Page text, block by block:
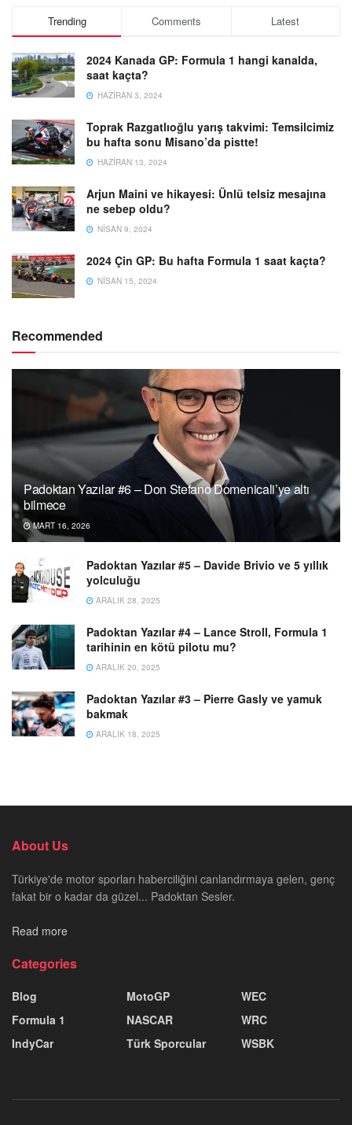
Trending Comments Latest
2024 Kanada GP: Formula 1 hangi kanalda,
saat kaçta?
HAZIRAN 3, 2024
Toprak Razgatlıoğlu yarış takvimi: Temsilcimiz
bu hafta sonu Misano’da pistte!
HAZIRAN 13, 2024
Arjun Maini ve hikayesi: Ünlü telsiz mesajına
ne sebep oldu?
NISAN 9, 2024
2024 Çin GP: Bu hafta Formula 1 saat kaçta?
NISAN 15, 2024
Recommended
Padoktan Yazılar #6 – Don Stefano Domenicali’ye altı
bilmece
MART 16, 2026
Padoktan Yazılar #5 – Davide Brivio ve 5 yıllık
yolculuğu
ARALIK 28, 2025
Padoktan Yazılar #4 – Lance Stroll, Formula 1
tarihinin en kötü pilotu mu?
ARALIK 20, 2025
Padoktan Yazılar #3 – Pierre Gasly ve yamuk
bakmak
ARALIK 18, 2025
About Us
Türkiye'de motor sporları haberciliğini canlandırmaya gelen, genç
fakat bir o kadar da güzel... Padoktan Sesler.
Read more
Categories
Blog
Formula 1
IndyCar
MotoGP
NASCAR
Türk Sporcular
WEC
WRC
WSBK